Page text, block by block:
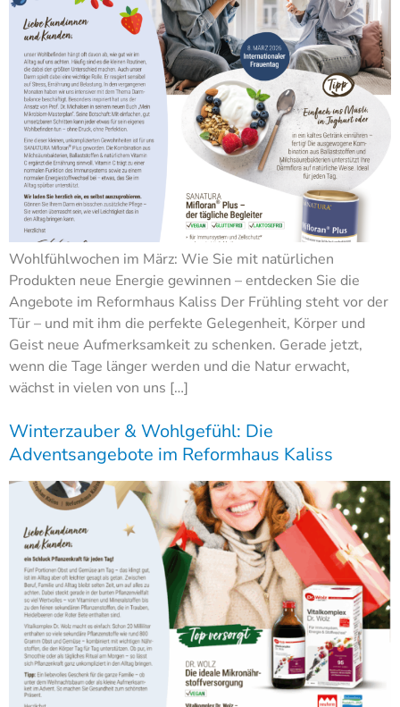
Wohlfühlwochen im März: Wie Sie mit natürlichen
Produkten neue Energie gewinnen – entdecken Sie die
Angebote im Reformhaus Kaliss Der Frühling steht vor der
Tür – und mit ihm die perfekte Gelegenheit, Körper und
Geist neue Aufmerksamkeit zu schenken. Gerade jetzt,
wenn die Tage länger werden und die Natur erwacht,
wächst in vielen von uns […]
Winterzauber & Wohlgefühl: Die
Adventsangebote im Reformhaus Kaliss